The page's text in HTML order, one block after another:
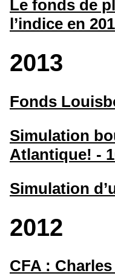
Le fonds de
l’indice en
2013
Fonds
Simulation
Atlantique! -
Simulation
2012
CFA :